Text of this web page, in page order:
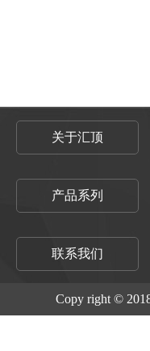
关于汇顶
产品系列
联系我们
Copy right ©